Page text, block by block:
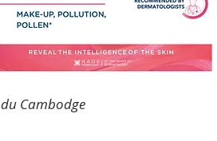
Cambodge